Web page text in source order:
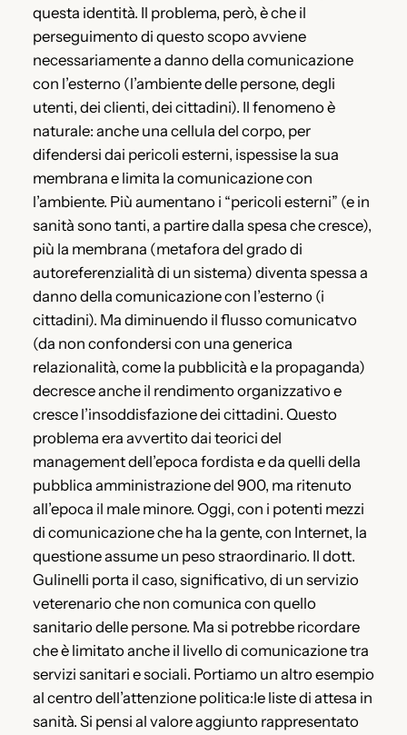
questa identità. Il problema, però, è che il
perseguimento di questo scopo avviene
necessariamente a danno della comunicazione
con l’esterno (l’ambiente delle persone, degli
utenti, dei clienti, dei cittadini). Il fenomeno è
naturale: anche una cellula del corpo, per
difendersi dai pericoli esterni, ispessise la sua
membrana e limita la comunicazione con
l’ambiente. Più aumentano i “pericoli esterni” (e in
sanità sono tanti, a partire dalla spesa che cresce),
più la membrana (metafora del grado di
autoreferenzialità di un sistema) diventa spessa a
danno della comunicazione con l’esterno (i
cittadini). Ma diminuendo il flusso comunicatvo
(da non confondersi con una generica
relazionalità, come la pubblicità e la propaganda)
decresce anche il rendimento organizzativo e
cresce l’insoddisfazione dei cittadini. Questo
problema era avvertito dai teorici del
management dell’epoca fordista e da quelli della
pubblica amministrazione del 900, ma ritenuto
all’epoca il male minore. Oggi, con i potenti mezzi
di comunicazione che ha la gente, con Internet, la
questione assume un peso straordinario. Il dott.
Gulinelli porta il caso, significativo, di un servizio
veterenario che non comunica con quello
sanitario delle persone. Ma si potrebbe ricordare
che è limitato anche il livello di comunicazione tra
servizi sanitari e sociali. Portiamo un altro esempio
al centro dell’attenzione politica:le liste di attesa in
sanità. Si pensi al valore aggiunto rappresentato